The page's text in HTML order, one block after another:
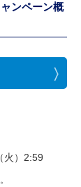
ンペーン概
火）2:59